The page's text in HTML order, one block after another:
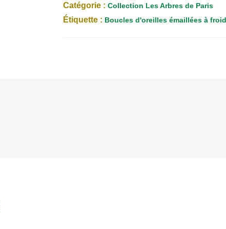
Catégorie : Collection Les Arbres de Paris
Étiquette : Boucles d'oreilles émaillées à froid